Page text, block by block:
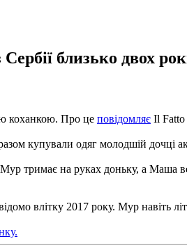
близько двох
коханкою. Про це повідомляє Il
купували одяг молодшій
тримає на руках доньку, а Маша
влітку 2017 року. Мур навіть